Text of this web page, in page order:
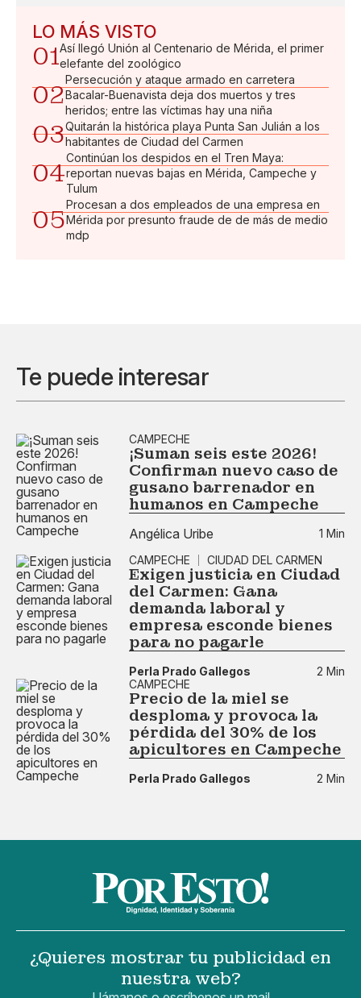
LO MÁS VISTO
01Así llegó Unión al Centenario de Mérida, el primer
elefante del zoológico
02
Persecución y ataque armado en carretera
Bacalar-Buenavista deja dos muertos y tres
heridos; entre las víctimas hay una niña
03Quitarán la histórica playa Punta San Julián a los
habitantes de Ciudad del Carmen
04
Continúan los despidos en el Tren Maya:
reportan nuevas bajas en Mérida, Campeche y
Tulum
05
Procesan a dos empleados de una empresa en
Mérida por presunto fraude de de más de medio
mdp
Te puede interesar
CAMPECHE
¡Suman seis este 2026!
Confirman nuevo caso de
gusano barrenador en
humanos en Campeche
Angélica Uribe
1 Min
CAMPECHE
CIUDAD DEL CARMEN
Exigen justicia en Ciudad
del Carmen: Gana
demanda laboral y
empresa esconde bienes
para no pagarle
Perla Prado Gallegos
2 Min
CAMPECHE
Precio de la miel se
desploma y provoca la
pérdida del 30% de los
apicultores en Campeche
Perla Prado Gallegos 2 Min
¿Quieres mostrar tu publicidad en
nuestra web?